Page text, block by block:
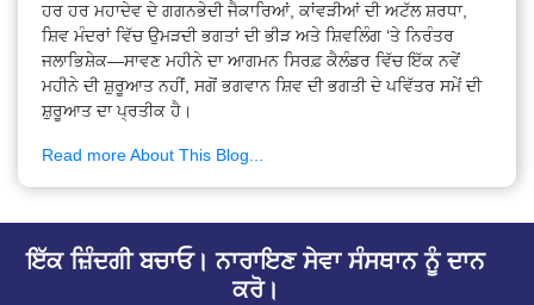
ਹਰ ਹਰ ਮਹਾਦੇਵ ਦੇ ਗਗਨਭੇਦੀ ਜੈਕਾਰਿਆਂ, ਕਾਂਵੜੀਆਂ ਦੀ ਅਟੱਲ ਸ਼ਰਧਾ,
ਸ਼ਿਵ ਮੰਦਰਾਂ ਵਿੱਚ ਉਮੜਦੀ ਭਗਤਾਂ ਦੀ ਭੀੜ ਅਤੇ ਸ਼ਿਵਲਿੰਗ ‘ਤੇ ਨਿਰੰਤਰ
ਜਲਾਭਿਸ਼ੇਕ—ਸਾਵਣ ਮਹੀਨੇ ਦਾ ਆਗਮਨ ਸਿਰਫ਼ ਕੈਲੰਡਰ ਵਿੱਚ ਇੱਕ ਨਵੇਂ
ਮਹੀਨੇ ਦੀ ਸ਼ੁਰੂਆਤ ਨਹੀਂ, ਸਗੋਂ ਭਗਵਾਨ ਸ਼ਿਵ ਦੀ ਭਗਤੀ ਦੇ ਪਵਿੱਤਰ ਸਮੇਂ ਦੀ
ਸ਼ੁਰੂਆਤ ਦਾ ਪ੍ਰਤੀਕ ਹੈ।
Read more About This Blog...
ਇੱਕ ਜ਼ਿੰਦਗੀ ਬਚਾਓ। ਨਾਰਾਇਣ ਸੇਵਾ ਸੰਸਥਾਨ ਨੂੰ ਦਾਨ
ਕਰੋ।